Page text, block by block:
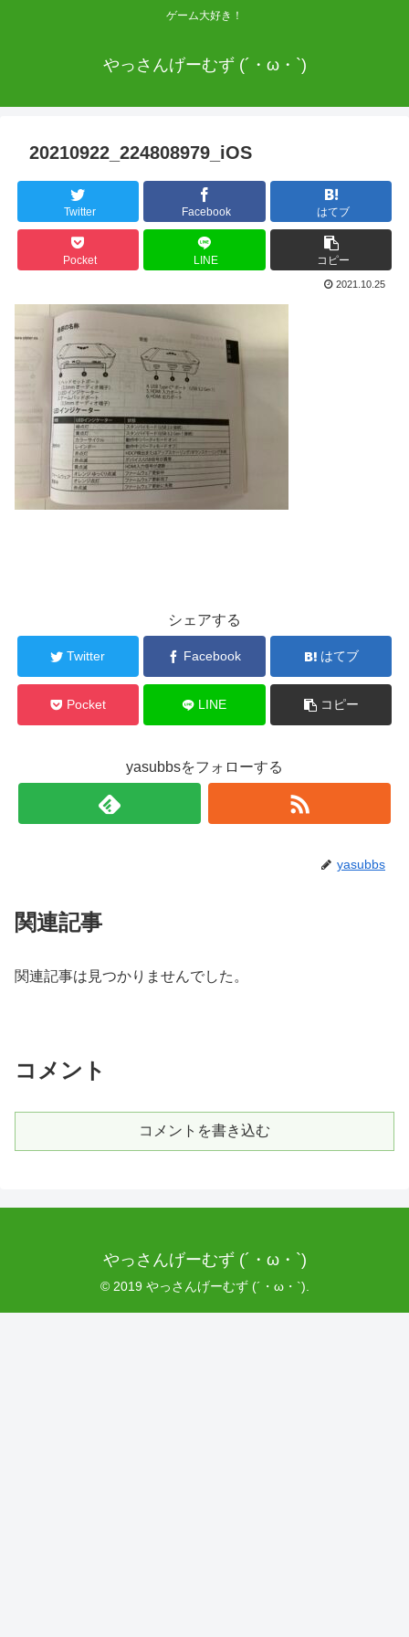
ゲーム大好き！
やっさんげーむず (´・ω・`)
20210922_224808979_iOS
Twitter Facebook はてブ
Pocket LINE コピー
2021.10.25
シェアする
Twitter Facebook はてブ
Pocket LINE コピー
yasubbsをフォローする
yasubbs
関連記事
関連記事は見つかりませんでした。
コメント
コメントを書き込む
やっさんげーむず (´・ω・`)
© 2019 やっさんげーむず (´・ω・`).